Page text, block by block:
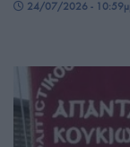
24/07/2026 -